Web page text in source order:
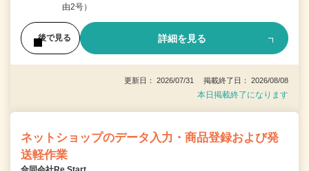
由2号）
後で見る 詳細を見る
更新日： 2026/07/31 掲載終了日： 2026/08/08
本日掲載終了になります
ネットショップのデータ入力・商品登録および発
送軽作業